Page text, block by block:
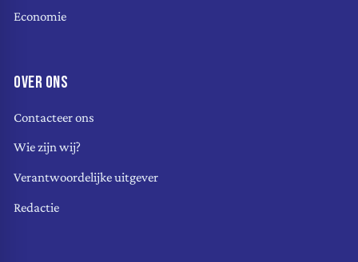
Economie
OVER ONS
Contacteer ons
Wie zijn wij?
Verantwoordelijke uitgever
Redactie